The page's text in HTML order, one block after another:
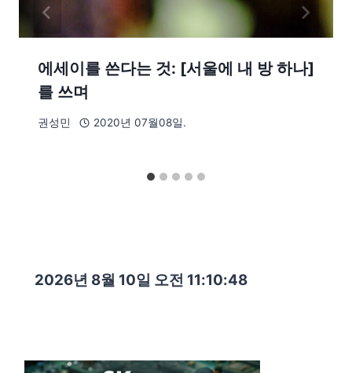
에세이를 쓴다는 것: [서울에 내 방 하나]
를 쓰며
권성민 2020년 07월08일.
2026년 8월 10일 오전 11:10:50